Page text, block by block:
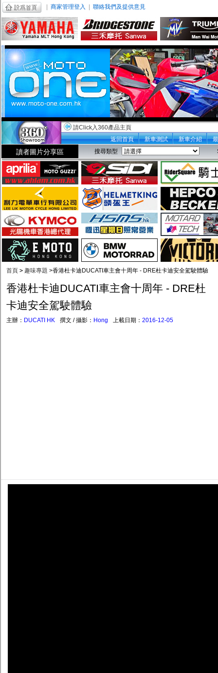
商家管理登入 聯絡我們及提供意見
請Click入360產品主頁
返回首頁
新車測試 新車介紹
讀者圖片分享區 搜尋類型
首頁 > 趣味專題 >香港杜卡迪DUCATI車主會十周年 - DRE杜卡迪安全駕駛體驗
香港杜卡迪DUCATI車主會十周年 - DRE杜
卡迪安全駕駛體驗
主辦： DUCATI HK 撰文 / 攝影： Hong 上載日期： 2016-12-05